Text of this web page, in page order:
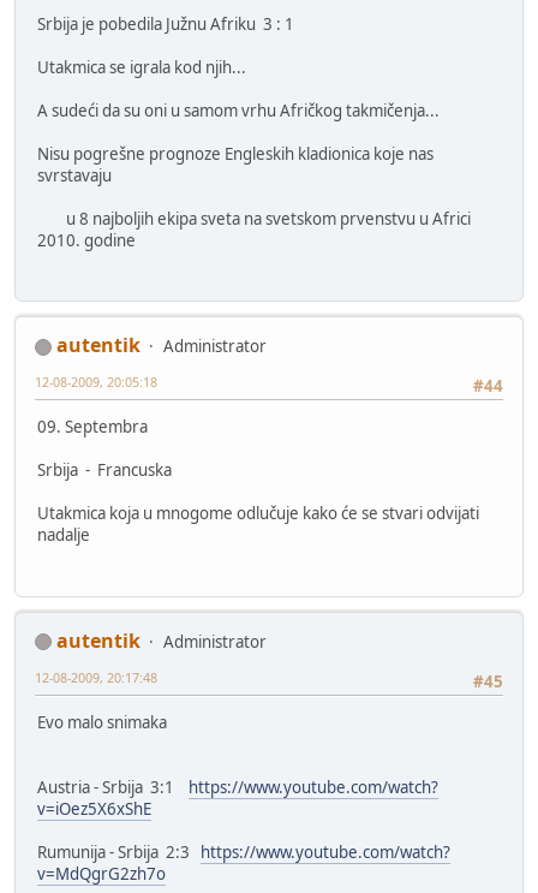
Srbija je pobedila Južnu Afriku 3 : 1
Utakmica se igrala kod njih...
A sudeći da su oni u samom vrhu Afričkog takmičenja...
Nisu pogrešne prognoze Engleskih kladionica koje nas
svrstavaju
u 8 najboljih ekipa sveta na svetskom prvenstvu u Africi
2010. godine
autentik
Administrator
#44
12-08-2009, 20:05:18
09. Septembra
Srbija - Francuska
Utakmica koja u mnogome odlučuje kako će se stvari odvijati
nadalje
autentik
Administrator
#45
12-08-2009, 20:17:48
Evo malo snimaka
Austria - Srbija 3:1 https://www.youtube.com/watch?
v=iOez5X6xShE
Rumunija - Srbija 2:3 https://www.youtube.com/watch?
v=MdQgrG2zh7o